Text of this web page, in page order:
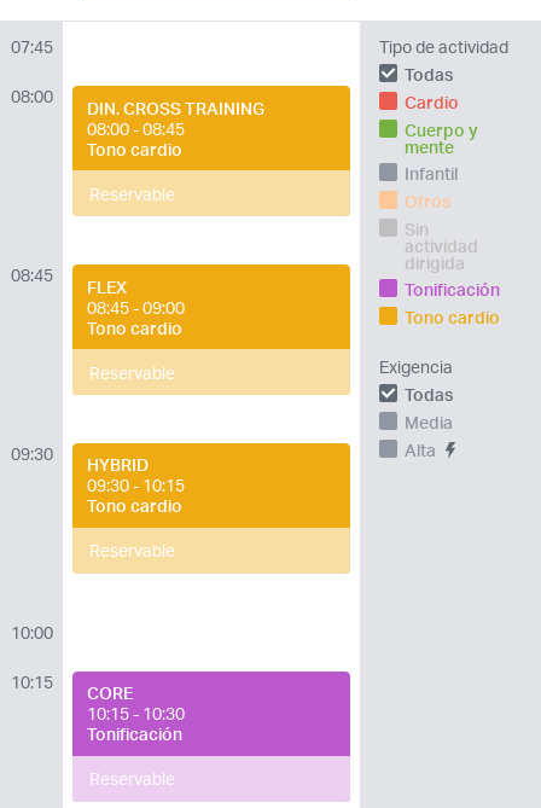
07:45
08:00
DIN. CROSS TRAINING
08:00 - 08:45
Tono cardio
Reservable
08:45
FLEX
08:45 - 09:00
Tono cardio
Reservable
09:30
HYBRID
09:30 - 10:15
Tono cardio
Reservable
10:00
10:15
CORE
10:15 - 10:30
Tonificación
Reservable
Tipo de actividad
Todas
Cardio
Cuerpo y
mente
Infantil
Otros
Sin
actividad
dirigida
Tonificación
Tono cardio
Exigencia
Todas
Media
Alta